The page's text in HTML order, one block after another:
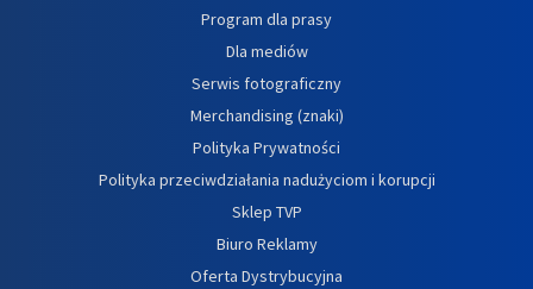
Program dla prasy
Dla mediów
Serwis fotograficzny
Merchandising (znaki)
Polityka Prywatności
Polityka przeciwdziałania nadużyciom i korupcji
Sklep TVP
Biuro Reklamy
Oferta Dystrybucyjna